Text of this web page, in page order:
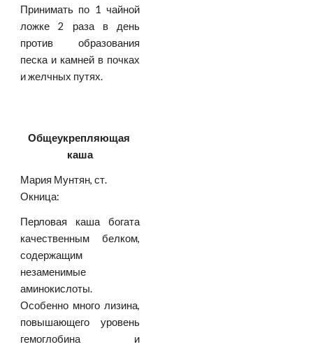
Принимать по 1 чайной
ложке 2 раза в день
против образования
песка и камней в почках
и желчных путях.
Общеукрепляющая
каша
Мария Мунтян, ст.
Окница:
Перловая каша богата
качественным белком,
содержащим
незаменимые
аминокислоты.
Особенно много лизина,
повышающего уровень
гемоглобина и